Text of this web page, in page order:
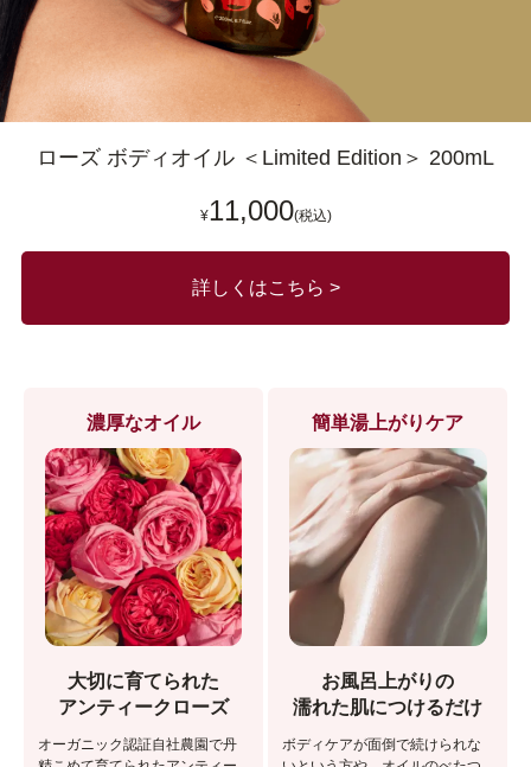
ローズ ボディオイル ＜Limited Edition＞ 200mL
¥11,000(税込)
詳しくはこちら >
濃厚なオイル
大切に育てられた
アンティークローズ
オーガニック認証自社農園で丹
簡単湯上がりケア
お風呂上がりの
濡れた肌につけるだけ
ボディケアが面倒で続けられな